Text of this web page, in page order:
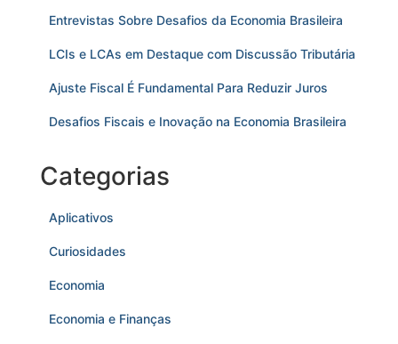
Entrevistas Sobre Desafios da Economia Brasileira
LCIs e LCAs em Destaque com Discussão Tributária
Ajuste Fiscal É Fundamental Para Reduzir Juros
Desafios Fiscais e Inovação na Economia Brasileira
Categorias
Aplicativos
Curiosidades
Economia
Economia e Finanças